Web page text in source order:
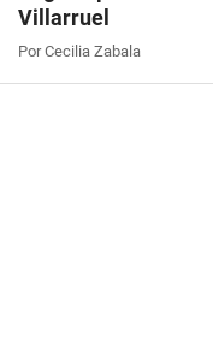
Villarruel
Por Cecilia Zabala